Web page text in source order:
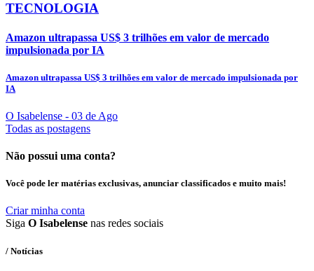
TECNOLOGIA
Amazon ultrapassa US$ 3 trilhões em valor de mercado
impulsionada por IA
Amazon ultrapassa US$ 3 trilhões em valor de mercado impulsionada por
IA
O Isabelense - 03 de Ago
Todas as postagens
Não possui uma conta?
Você pode ler matérias exclusivas, anunciar classificados e muito mais!
Criar minha conta
Siga O Isabelense nas redes sociais
/ Notícias